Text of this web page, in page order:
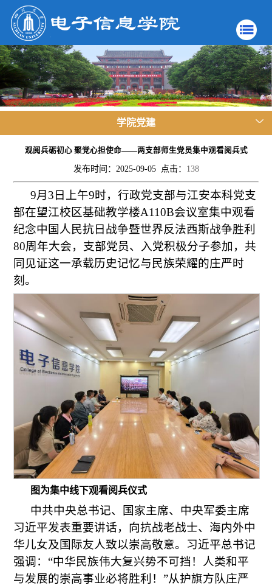
学院党建
观阅兵砺初心 聚党心担使命——两支部师生党员集中观看阅兵式
发布时间：2025-09-05 点击： 138
9月3日上午9时，行政党支部与江安本科党支
部在望江校区基础教学楼A110B会议室集中观看
纪念中国人民抗日战争暨世界反法西斯战争胜利
80周年大会，支部党员、入党积极分子参加，共
同见证这一承载历史记忆与民族荣耀的庄严时
刻。
图为集中线下观看阅兵仪式
中共中央总书记、国家主席、中央军委主席
习近平发表重要讲话，向抗战老战士、海内外中
华儿女及国际友人致以崇高敬意。习近平总书记
强调：“中华民族伟大复兴势不可挡！人类和平
与发展的崇高事业必将胜利！”从护旗方队庄严